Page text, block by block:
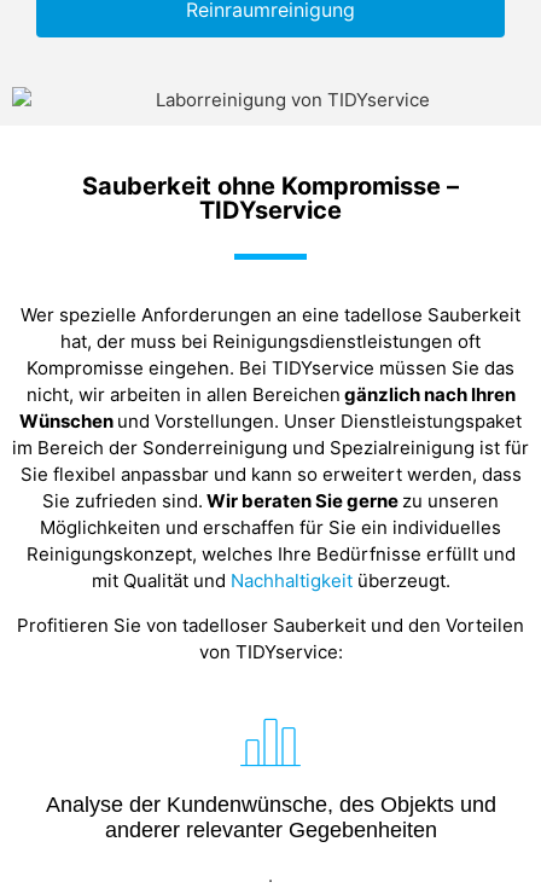
Reinraumreinigung
Sauberkeit ohne Kompromisse –
TIDYservice
Wer spezielle Anforderungen an eine tadellose Sauberkeit
hat, der muss bei Reinigungsdienstleistungen oft
Kompromisse eingehen. Bei TIDYservice müssen Sie das
nicht, wir arbeiten in allen Bereichen gänzlich nach Ihren
Wünschen und Vorstellungen. Unser Dienstleistungspaket
im Bereich der Sonderreinigung und Spezialreinigung ist für
Sie flexibel anpassbar und kann so erweitert werden, dass
Sie zufrieden sind. Wir beraten Sie gerne zu unseren
Möglichkeiten und erschaffen für Sie ein individuelles
Reinigungskonzept, welches Ihre Bedürfnisse erfüllt und
mit Qualität und Nachhaltigkeitüberzeugt.
Profitieren Sie von tadelloser Sauberkeit und den Vorteilen
von TIDYservice:
Analyse der Kundenwünsche, des Objekts und
anderer relevanter Gegebenheiten
.